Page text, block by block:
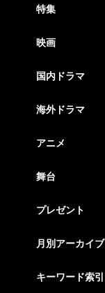
特集
映画
国内ドラマ
海外ドラマ
アニメ
舞台
プレゼント
月別アーカイブ
キーワード索引